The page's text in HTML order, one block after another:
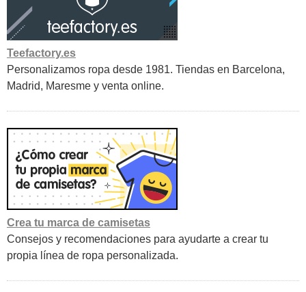
Teefactory.es
Personalizamos ropa desde 1981. Tiendas en Barcelona,
Madrid, Maresme y venta online.
Crea tu marca de camisetas
Consejos y recomendaciones para ayudarte a crear tu
propia línea de ropa personalizada.